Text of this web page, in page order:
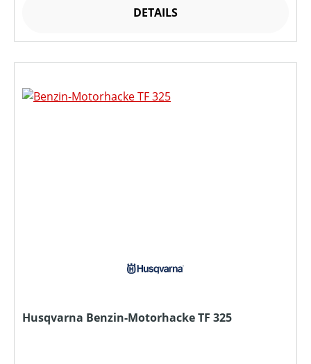
DETAILS
Husqvarna Benzin-Motorhacke TF 325